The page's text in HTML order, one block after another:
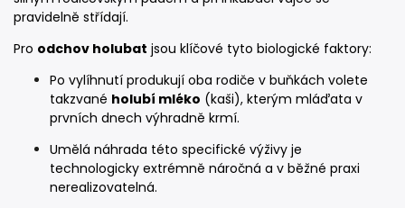
pravidelně střídají.
Pro odchov holubat jsou klíčové tyto biologické faktory:
Po vylíhnutí produkují oba rodiče v buňkách volete
takzvané holubí mléko (kaši), kterým mláďata v
prvních dnech výhradně krmí.
Umělá náhrada této specifické výživy je
technologicky extrémně náročná a v běžné praxi
nerealizovatelná.